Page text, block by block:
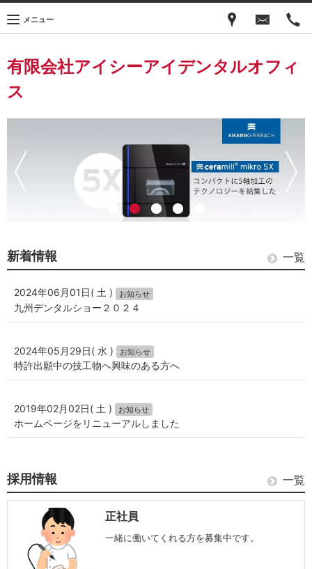
有限会社アイシーアイデンタルオフィ
ス
メニュー
新着情報 一覧
2024年06月01日( 土 ) お知らせ
九州デンタルショー２０２４
2024年05月29日( 水 ) お知らせ
特許出願中の技工物へ興味のある方へ
2019年02月02日( 土 ) お知らせ
ホームページをリニューアルしました
採用情報 一覧
正社員
一緒に働いてくれる方を募集中です。